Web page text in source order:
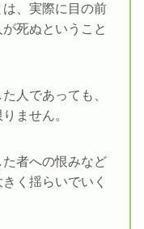
、実際に目の前
死ぬということ
人であっても、
ません。
者への恨みなど
く揺らいでいく